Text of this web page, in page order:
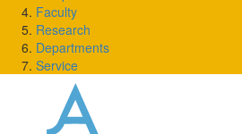
Faculty
Research
Departments
Service